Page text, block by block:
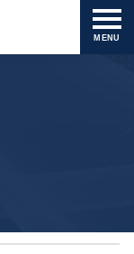
MENU